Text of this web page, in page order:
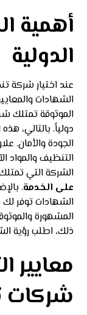
أهمية
الدولية
عند اختيار
الشهادات
دولياً. بالتالي،
الجودة والأمان.
التنظيف والمواد
الشركة التي
على الخدمة.
الشهادات توفر لك
المشهورة
ذلك، اطلب رؤية
معايير
شركات